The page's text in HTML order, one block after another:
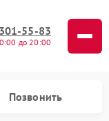
55-83
до 20:00
Позвонить